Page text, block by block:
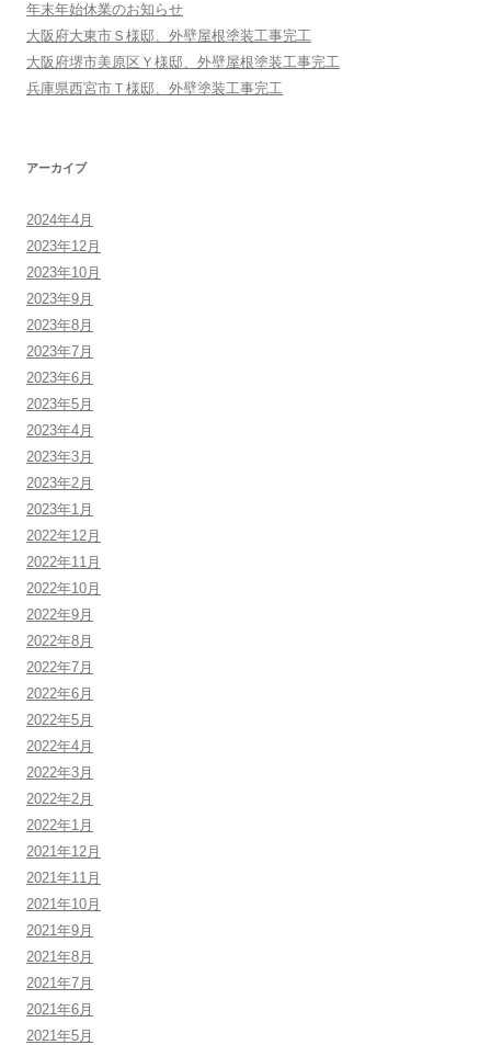
年末年始休業のお知らせ
大阪府大東市Ｓ様邸、外壁屋根塗装工事完工
大阪府堺市美原区Ｙ様邸、外壁屋根塗装工事完工
兵庫県西宮市Ｔ様邸、外壁塗装工事完工
アーカイブ
2024年4月
2023年12月
2023年10月
2023年9月
2023年8月
2023年7月
2023年6月
2023年5月
2023年4月
2023年3月
2023年2月
2023年1月
2022年12月
2022年11月
2022年10月
2022年9月
2022年8月
2022年7月
2022年6月
2022年5月
2022年4月
2022年3月
2022年2月
2022年1月
2021年12月
2021年11月
2021年10月
2021年9月
2021年8月
2021年7月
2021年6月
2021年5月